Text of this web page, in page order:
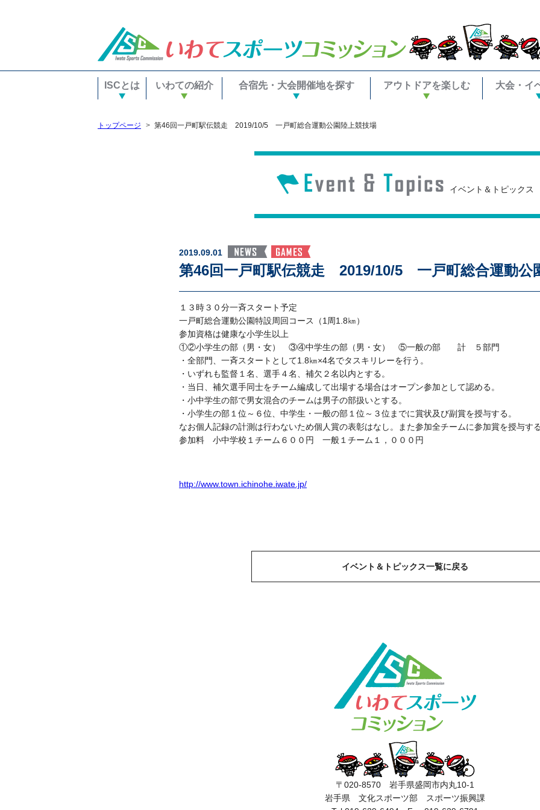
ISCとは いわての紹介 合宿先・大会開催地を探す アウトドアを楽しむ 大会・イ
トップページ 第46回一戸町駅伝競走 2019/10/5 一戸町総合運動公園陸上競技場
イベント＆トピックス
2019.09.01
第46回一戸町駅伝競走 2019/10/5 一戸町総合運動公
１３時３０分一斉スタート予定
一戸町総合運動公園特設周回コース（1周1.8㎞）
参加資格は健康な小学生以上
①②小学生の部（男・女） ③④中学生の部（男・女） ⑤一般の部 計 ５部門
・全部門、一斉スタートとして1.8㎞×4名でタスキリレーを行う。
・いずれも監督１名、選手４名、補欠２名以内とする。
・当日、補欠選手同士をチーム編成して出場する場合はオープン参加として認める。
・小中学生の部で男女混合のチームは男子の部扱いとする。
・小学生の部１位～６位、中学生・一般の部１位～３位までに賞状及び副賞を授与する。
なお個人記録の計測は行わないため個人賞の表彰はなし。また参加全チームに参加賞を授与する
参加料 小中学校１チーム６００円 一般１チーム１，０００円
http://www.town.ichinohe.iwate.jp/
イベント＆トピックス一覧に戻る
〒020-8570 岩手県盛岡市内丸10-1
岩手県 文化スポーツ部 スポーツ振興課